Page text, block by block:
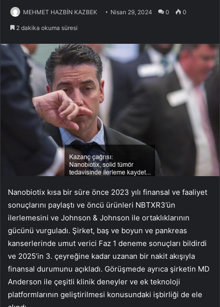
MEHMET HAZBİN KAZBEK Nisan 29, 2024 0 0
2 dakika okuma süresi
Nanobiotix kısa bir süre önce 2023 yılı finansal ve faaliyet
sonuçlarını paylaştı ve öncü ürünleri NBTXR3’ün
ilerlemesini ve Johnson & Johnson ile ortaklıklarının
gücünü vurguladı. Şirket, baş ve boyun ve pankreas
kanserlerinde umut verici Faz 1 deneme sonuçları bildirdi
ve 2025’in 3. çeyreğine kadar uzanan bir nakit akışıyla
finansal durumunu açıkladı. Görüşmede ayrıca şirketin MD
Anderson ile çeşitli klinik deneyler ve ek teknoloji
platformlarının geliştirilmesi konusundaki işbirliği de ele